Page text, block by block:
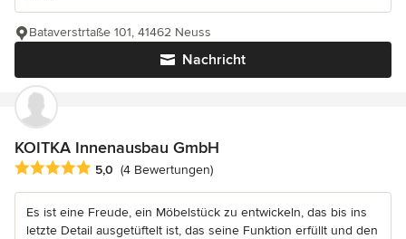
Nachricht
Bataverstrtaße 101, 41462 Neuss
KOITKA Innenausbau GmbH
Durchschnittliche Bewertung: 5 von 5 Sternen
5,0 (4 Bewertungen)
Es ist eine Freude, ein Möbelstück zu entwickeln, das bis ins
letzte Detail ausgetüftelt ist, das seine Funktion erfüllt und den